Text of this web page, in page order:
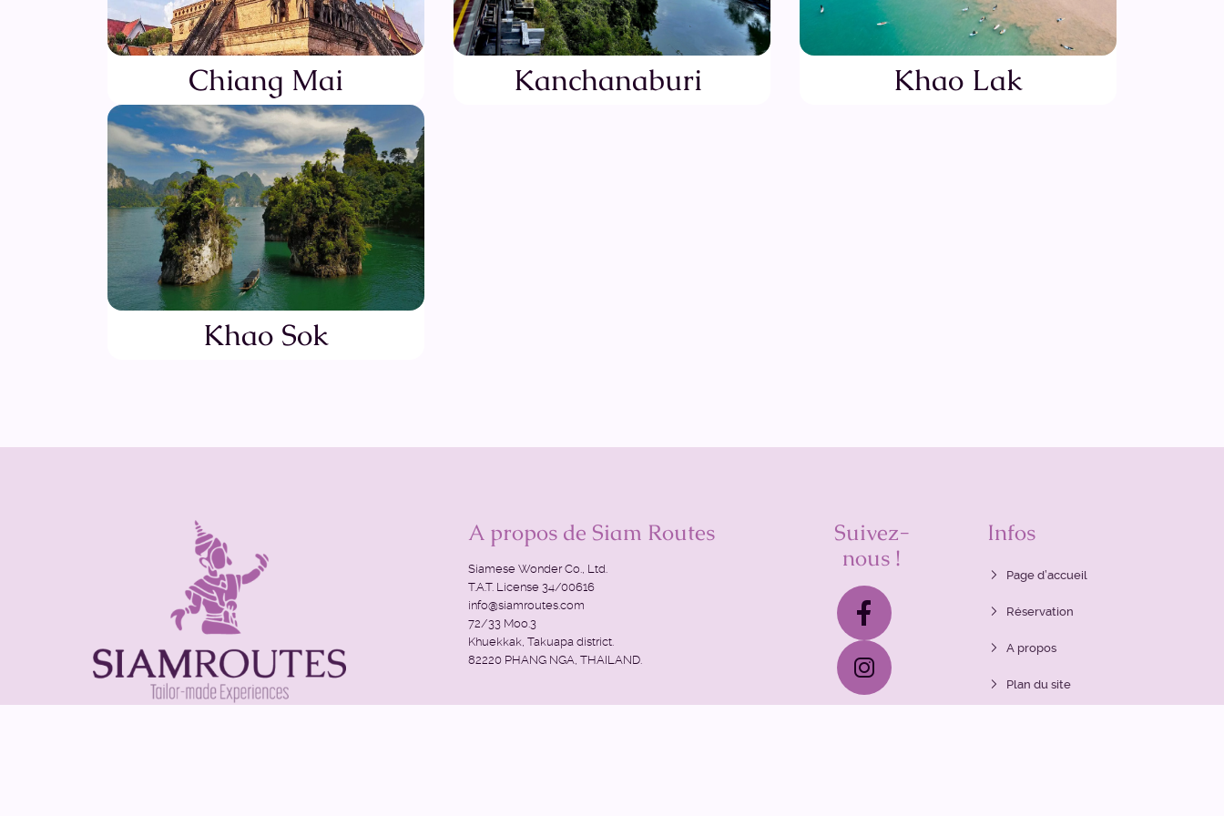
Chiang Mai Kanchanaburi Khao Lak
Khao Sok
A propos de Siam Routes
Siamese Wonder Co., Ltd.
T.A.T. License 34/00616
info@siamroutes.com
72/33 Moo.3
Khuekkak, Takuapa district.
82220 PHANG NGA, THAILAND.
Suivez-
nous !
Infos
Page d’accueil
Réservation
A propos
Plan du site